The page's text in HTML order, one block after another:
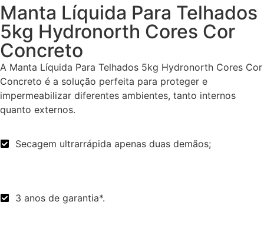
Manta Líquida Para Telhados
5kg Hydronorth Cores Cor
Concreto
A Manta Líquida Para Telhados 5kg Hydronorth Cores Cor
Concreto é a solução perfeita para proteger e
impermeabilizar diferentes ambientes, tanto internos
quanto externos.
Secagem ultrarrápida apenas duas demãos;
3 anos de garantia*.